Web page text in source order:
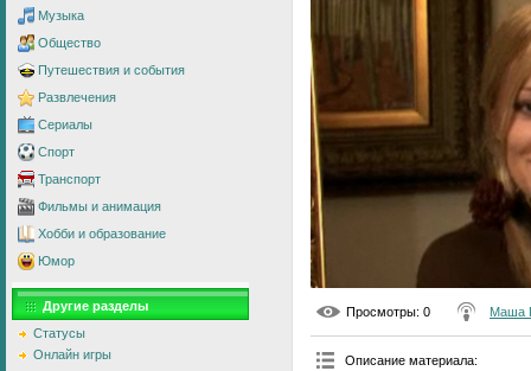
Музыка
Общество
Путешествия и события
Развлечения
Сериалы
Спорт
Транспорт
Фильмы и анимация
Хобби и образование
Юмор
Другие разделы
Статусы
Онлайн игры
Просмотры: 0 Маша
Описание материала: